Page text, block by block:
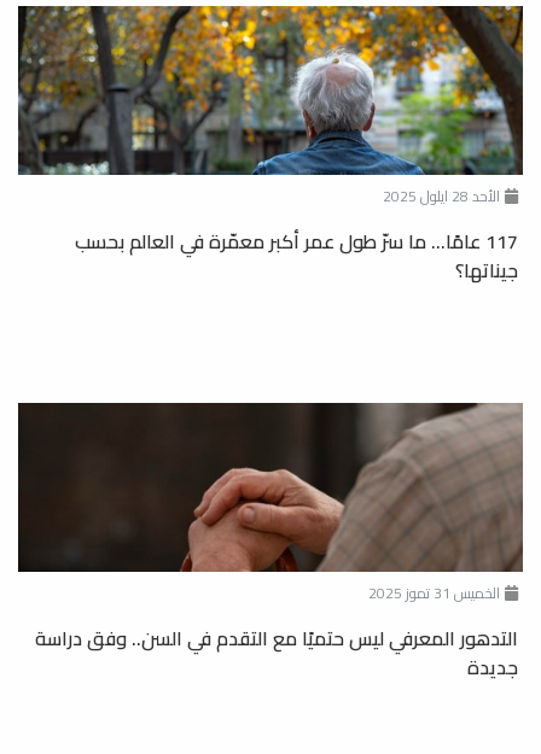
الأحد 28 ايلول 2025
117 عامًا… ما سرّ طول عمر أكبر معمّرة في العالم بحسب
جيناتها؟
الخميس 31 تموز 2025
التدهور المعرفي ليس حتميًا مع التقدم في السن.. وفق دراسة
جديدة